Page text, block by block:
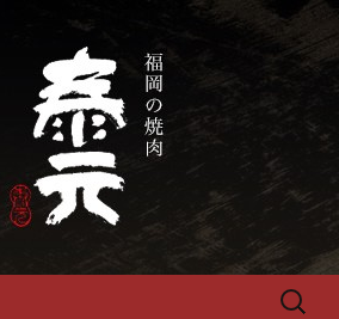
産農家直送の厳選黒
める焼肉店
厳選肉が自慢の福岡市
検